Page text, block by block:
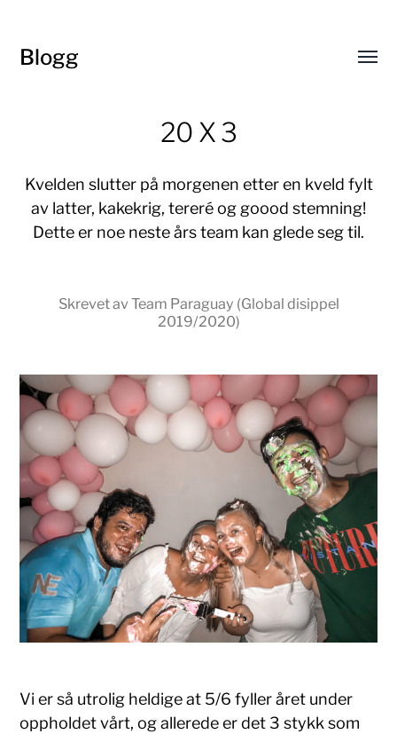
Blogg
20 X 3
Kvelden slutter på morgenen etter en kveld fylt
av latter, kakekrig, tereré og goood stemning!
Dette er noe neste års team kan glede seg til.
Skrevet av Team Paraguay (Global disippel
2019/2020)
Vi er så utrolig heldige at 5/6 fyller året under
oppholdet vårt, og allerede er det 3 stykk som